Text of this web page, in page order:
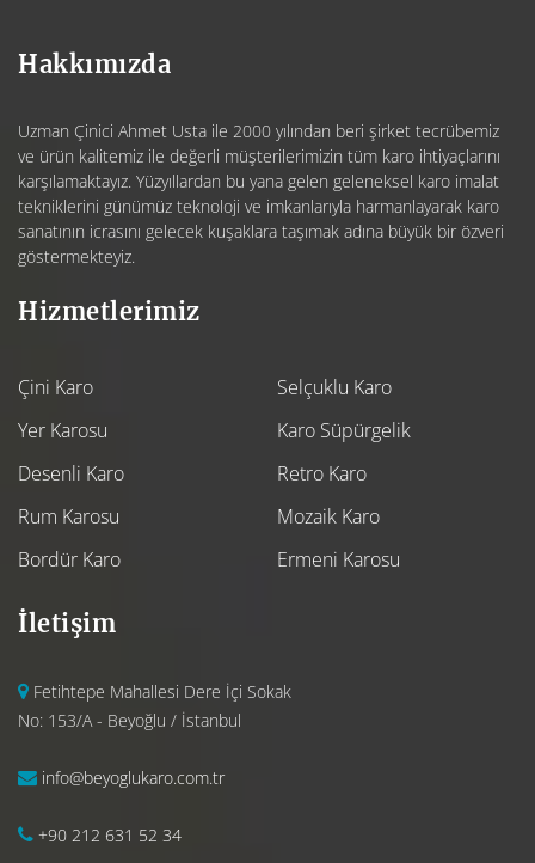
Hakkımızda
Uzman Çinici Ahmet Usta ile 2000 yılından beri şirket tecrübemiz
ve ürün kalitemiz ile değerli müşterilerimizin tüm karo ihtiyaçlarını
karşılamaktayız. Yüzyıllardan bu yana gelen geleneksel karo imalat
tekniklerini günümüz teknoloji ve imkanlarıyla harmanlayarak karo
sanatının icrasını gelecek kuşaklara taşımak adına büyük bir özveri
göstermekteyiz.
Hizmetlerimiz
Çini Karo
Yer Karosu
Desenli Karo
Rum Karosu
Bordür Karo
Selçuklu Karo
Karo Süpürgelik
Retro Karo
Mozaik Karo
Ermeni Karosu
İletişim
Fetihtepe Mahallesi Dere İçi Sokak
No: 153/A - Beyoğlu / İstanbul
info@beyoglukaro.com.tr
+90 212 631 52 34